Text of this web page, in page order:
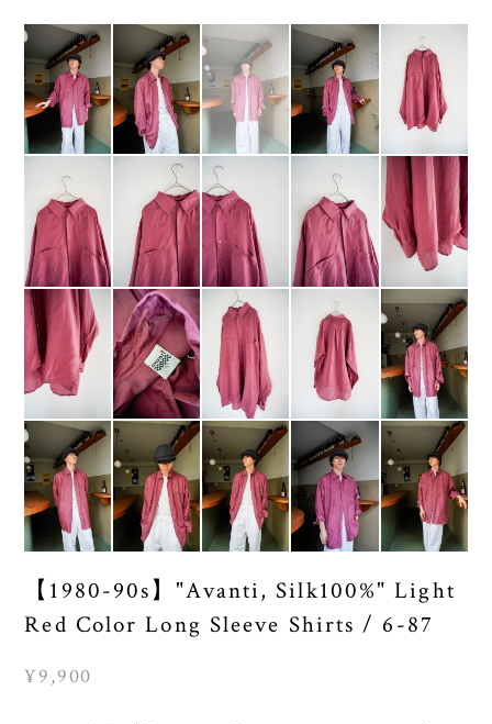
【1980-90s】"Avanti, Silk100%" Light
Red Color Long Sleeve Shirts / 6-87
¥9,900